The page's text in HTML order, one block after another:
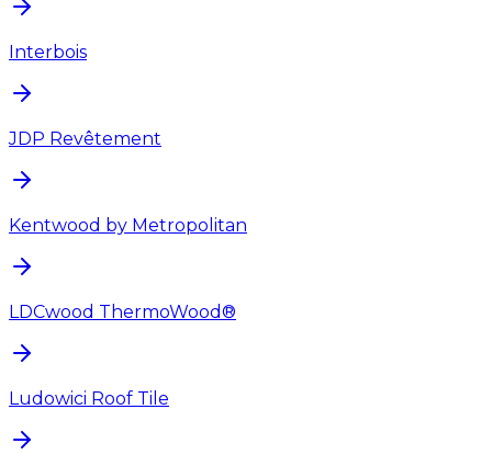
Interbois
JDP Revêtement
Kentwood by Metropolitan
LDCwood ThermoWood®
Ludowici Roof Tile